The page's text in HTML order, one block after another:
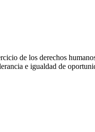
de los derechos
e igualdad de